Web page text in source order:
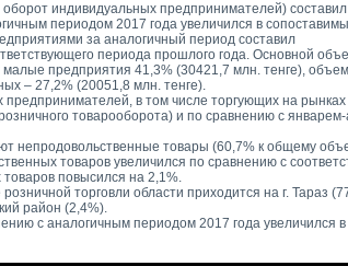
индивидуальных предпринимателей) составил
периодом 2017 года увеличился в
за аналогичный период составил
периода прошлого года. Основной
предприятия 41,3% (30421,7 млн. тенге),
– 27,2% (20051,8 млн. тенге).
в том числе торгующих на
товарооборота) и по сравнению с январем-
непродовольственные товары (60,7% к общему
товаров увеличился по сравнению с
повысился на 2,1%.
торговли области приходится на г. Тараз
район (2,4%).
с аналогичным периодом 2017 года увеличился